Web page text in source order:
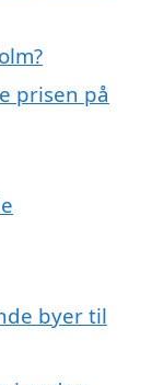
prisen på
byer til